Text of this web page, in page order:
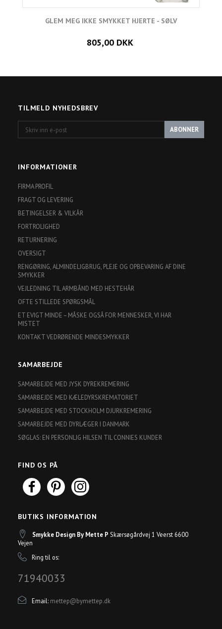
GLEM MEG IKKE SMYKKET HJERTE - SØLV
805,00 DKK
TILMELD NYHEDSBREV
ABONNER
INFORMATIONER
FIRMA PROFIL
FRAGT OG LEVERING
BETINGELSER & VILKÅR
FORTROLIGHED
RETURNERING
OVERSIGT
RENGØRING, ALMINDELIGBRUG, PLEJE OG OPBEVARING AF DINE
SMYKKER
VEJLEDNING TIL ARMBÅND MED HESTEHÅR
OFTE STILLEDE SPØRGSMÅL
ET EVIGT MINDE – MÅSKE OGSÅ FOR MENNESKER, VI HAR
MISTET
KONTAKT VEDRØRENDE MINDESMYKKER
SAMARBEJDE
SAMARBEJDE MED JYSK DYREKREMERING
SAMARBEJDE MED KÆLEDYRSKREMATORIET
SAMARBEJDE MED STOCKHOLM DJURKREMERING
SAMARBEJDE MED DYRLÆGER I DANMARK
SØGLAS: EN PERSONLIG HILSEN TIL CONNIES KUNDER
FIND OS PÅ
BUTIKS INFORMATION
Smykke Design By Mette P Skærsøgårdvej 1 Veerst 6600
Vejen
Ring til os:
71940033
Email: mettep@bymettep.dk